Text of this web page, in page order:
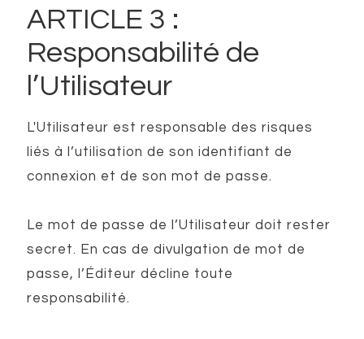
ARTICLE 3 :
Responsabilité de
l’Utilisateur
L'Utilisateur est responsable des risques
liés à l’utilisation de son identifiant de
connexion et de son mot de passe.
Le mot de passe de l’Utilisateur doit rester
secret. En cas de divulgation de mot de
passe, l’Éditeur décline toute
responsabilité.